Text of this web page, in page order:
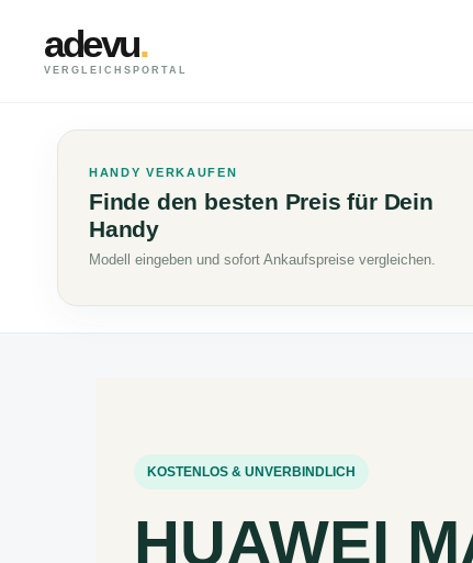
adevu.
VERGLEICHSPORTAL
HANDY VERKAUFEN
Finde den besten Preis für Dein
Handy
Modell eingeben und sofort Ankaufspreise vergleichen.
KOSTENLOS & UNVERBINDLICH
HUAWEI